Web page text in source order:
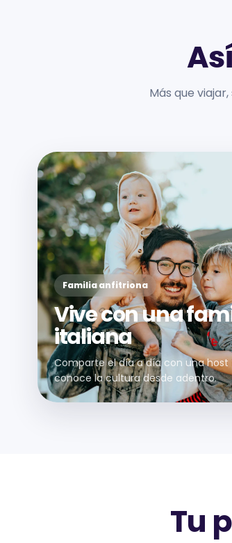
Más que
Familia anfitriona
Vive con una
italiana
Comparte el día a día con una host
conoce la cultura desde adentro.
Tu